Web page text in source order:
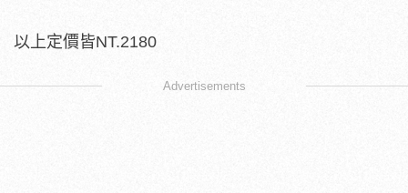
以上定價皆NT.2180
Advertisements